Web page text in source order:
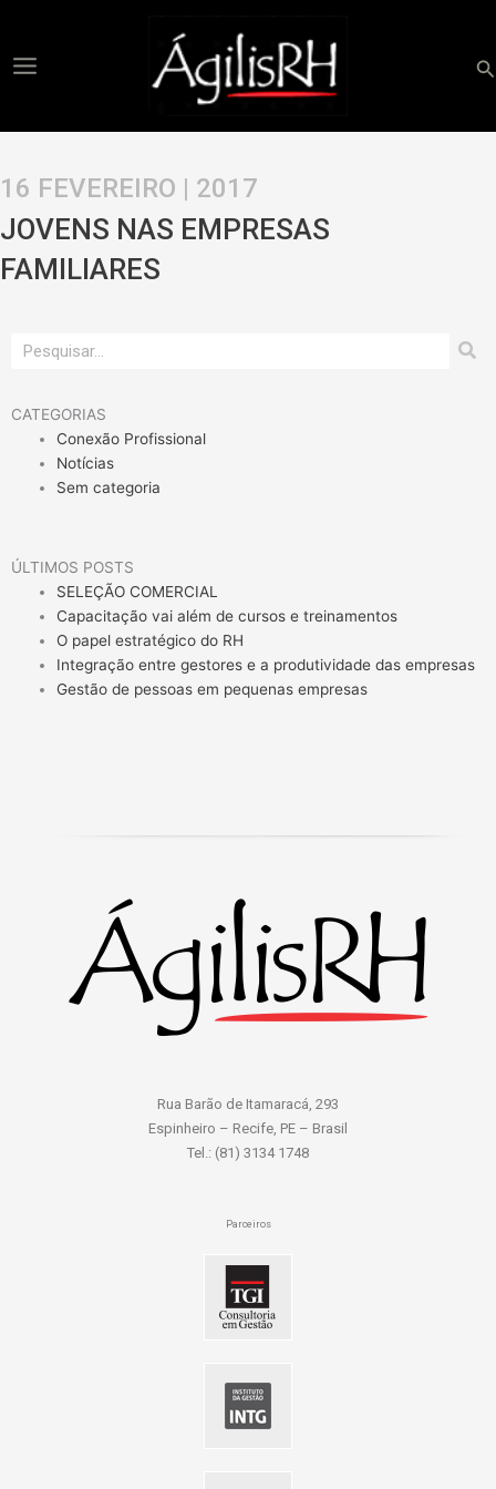
16 FEVEREIRO | 2017
JOVENS NAS EMPRESAS
FAMILIARES
Pesquisar
CATEGORIAS
Conexão Profissional
Notícias
Sem categoria
ÚLTIMOS POSTS
SELEÇÃO COMERCIAL
Capacitação vai além de cursos e treinamentos
O papel estratégico do RH
Integração entre gestores e a produtividade das empresas
Gestão de pessoas em pequenas empresas
Rua Barão de Itamaracá, 293
Espinheiro – Recife, PE – Brasil
Tel.: (81) 3134 1748
Parceiros